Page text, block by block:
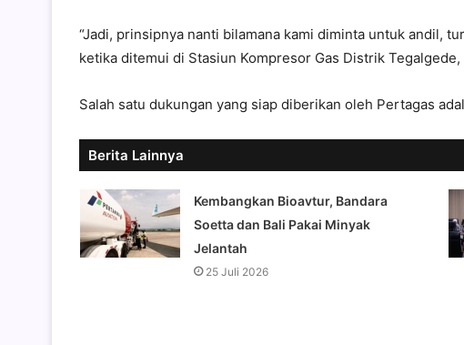
“Jadi, prinsipnya nanti bilamana kami diminta untuk andil,
ketika ditemui di Stasiun Kompresor Gas Distrik Tegalgede,
Salah satu dukungan yang siap diberikan oleh Pertagas
Berita Lainnya
Kembangkan Bioavtur, Bandara
Soetta dan Bali Pakai Minyak
Jelantah
25 Juli 2026